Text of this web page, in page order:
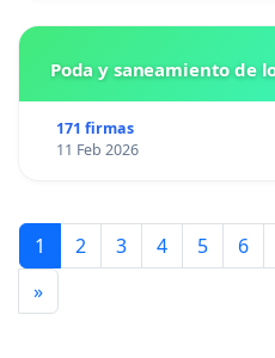
Poda y saneamiento de
171 firmas
11 Feb 2026
1 2 3 4 5 6
»